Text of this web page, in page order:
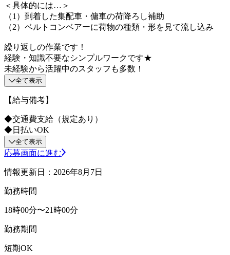
＜具体的には…＞
（1）到着した集配車・傭車の荷降ろし補助
（2）ベルトコンベアーに荷物の種類・形を見て流し込み
繰り返しの作業です！
経験・知識不要なシンプルワークです★
未経験から活躍中のスタッフも多数！
全て表示
【給与備考】
◆交通費支給（規定あり）
◆日払いOK
全て表示
応募画面に進む
情報更新日：2026年8月7日
勤務時間
18時00分〜21時00分
勤務期間
短期OK